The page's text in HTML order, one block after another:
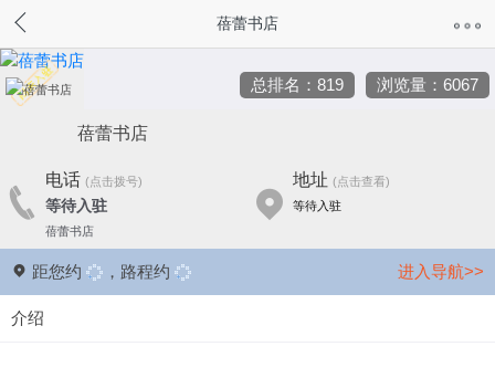
蓓蕾书店
总排名：819 浏览量：6067
蓓蕾书店
电话 (点击拨号)
等待入驻
蓓蕾书店
地址 (点击查看)
等待入驻
距您约 ，路程约 进入导航>>
介绍